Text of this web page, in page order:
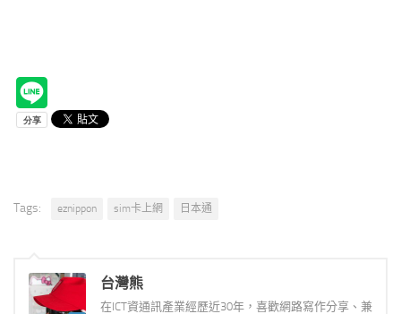
Tags: eznippon sim卡上網 日本通
台灣熊
在ICT資通訊產業經歷近30年，喜歡網路寫作分享、兼